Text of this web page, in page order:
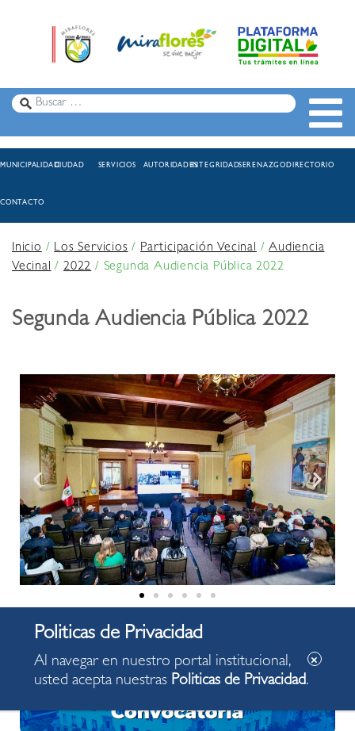
MUNICIPALIDADCIUDAD SERVICIOS AUTORIDADESINTEGRIDADSERENAZGODIRECTORIO
CONTACTO
Inicio/Los Servicios/Participación Vecinal/Audiencia
Vecinal/2022/ Segunda Audiencia Pública 2022
Segunda Audiencia Pública 2022
Al navegar en nuestro portal institucional,
usted acepta nuestras Politicas de Privacidad.